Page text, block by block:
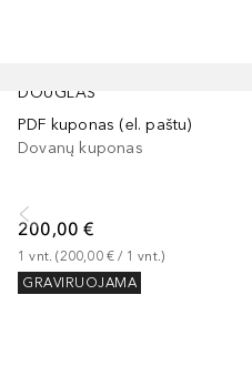
DOUGLAS
PDF kuponas (el. paštu)
Dovanų kuponas
200,00 €
1 vnt. (200,00 € / 1 vnt.)
GRAVIRUOJAMA